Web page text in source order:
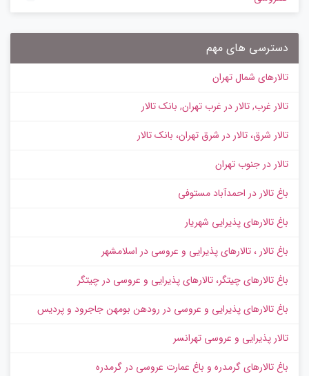
دسترسی های مهم
تالارهای شمال تهران
تالار غرب, تالار در غرب تهران, بانک تالار
تالار شرق، تالار در شرق تهران، بانک تالار
تالار در جنوب تهران
باغ تالار در احمدآباد مستوفی
باغ تالارهای پذیرایی شهریار
باغ تالار ، تالارهای پذیرایی و عروسی در اسلامشهر
باغ تالارهای چیتگر، تالارهای پذیرایی و عروسی در چیتگر
باغ تالارهای پذیرایی و عروسی در رودهن بومهن جاجرود و پردیس
تالار پذیرایی و عروسی تهرانسر
باغ تالارهای گرمدره و باغ عمارت عروسی در گرمدره